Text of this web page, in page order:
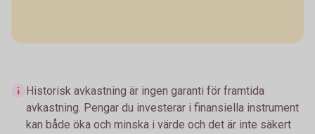
Historisk avkastning är ingen garanti för framtida
avkastning. Pengar du investerar i finansiella instrument
kan både öka och minska i värde och det är inte säkert